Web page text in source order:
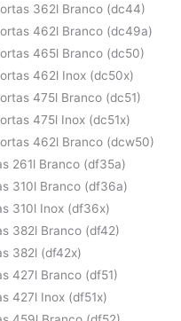
362l Branco (dc44)
462l Branco (dc49a)
465l Branco (dc50)
462l Inox (dc50x)
475l Branco (dc51)
475l Inox (dc51x)
462l Branco (dcw50)
261l Branco (df35a)
310l Branco (df36a)
310l Inox (df36x)
382l Branco (df42)
382l (df42x)
427l Branco (df51)
427l Inox (df51x)